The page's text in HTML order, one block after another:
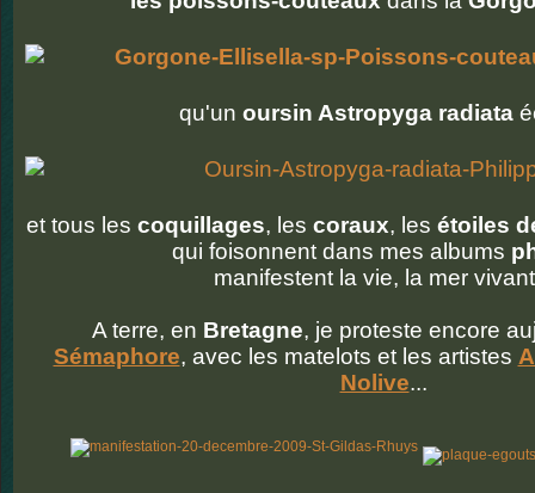
qu'un oursin Astropyga radiata
et tous les coquillages, les coraux, les étoiles
qui foisonnent dans mes albums
manifestent la vie, la mer
A terre, en Bretagne, je proteste encore
Sémaphore, avec les matelots et les artistes
Nolive...